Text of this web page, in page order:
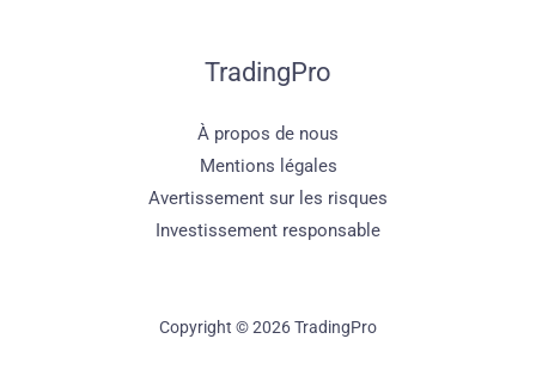
TradingPro
À propos de nous
Mentions légales
Avertissement sur les risques
Investissement responsable
Copyright © 2026 TradingPro